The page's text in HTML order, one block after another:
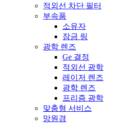
적외선 차단 필터
부속품
소유자
잠금 링
광학 렌즈
Ge 결정
적외선 광학
레이저 렌즈
광학 렌즈
프리즘 광학
맞춤형 서비스
망원경